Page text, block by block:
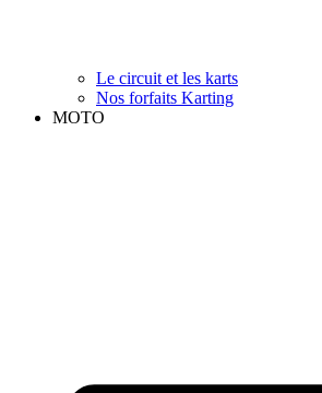
Le circuit et les karts
Nos forfaits Karting
MOTO